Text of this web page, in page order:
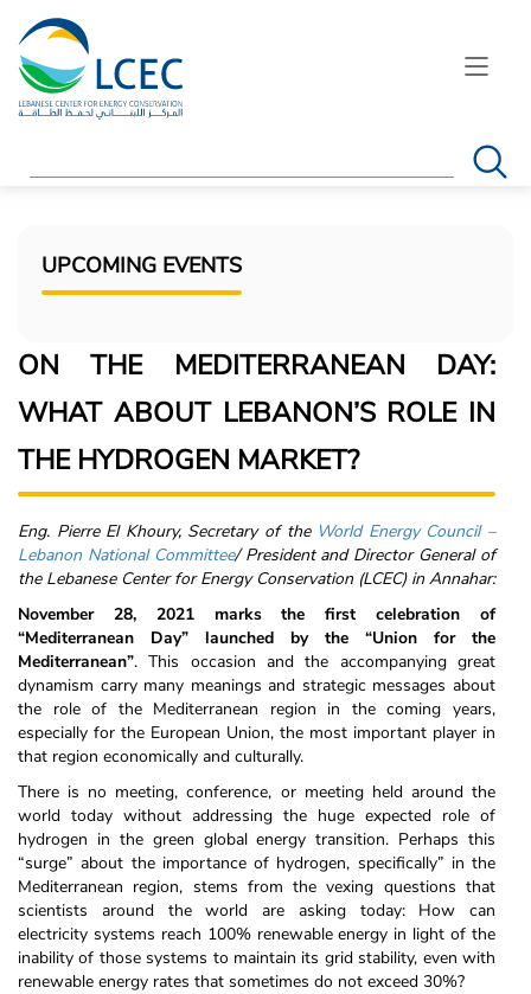
UPCOMING EVENTS
ON THE MEDITERRANEAN DAY:
WHAT ABOUT LEBANON’S ROLE IN
THE HYDROGEN MARKET?
Eng. Pierre El Khoury, Secretary of the World Energy Council –
Lebanon National Committee/ President and Director General of
the Lebanese Center for Energy Conservation (LCEC) in Annahar:
November 28, 2021 marks the first celebration of
“Mediterranean Day” launched by the “Union for the
Mediterranean”. This occasion and the accompanying great
dynamism carry many meanings and strategic messages about
the role of the Mediterranean region in the coming years,
especially for the European Union, the most important player in
that region economically and culturally.
There is no meeting, conference, or meeting held around the
world today without addressing the huge expected role of
hydrogen in the green global energy transition. Perhaps this
“surge” about the importance of hydrogen, specifically” in the
Mediterranean region, stems from the vexing questions that
scientists around the world are asking today: How can
electricity systems reach 100% renewable energy in light of the
inability of those systems to maintain its grid stability, even with
renewable energy rates that sometimes do not exceed 30%?